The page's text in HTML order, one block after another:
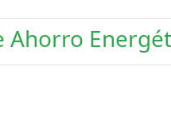
Ahorro